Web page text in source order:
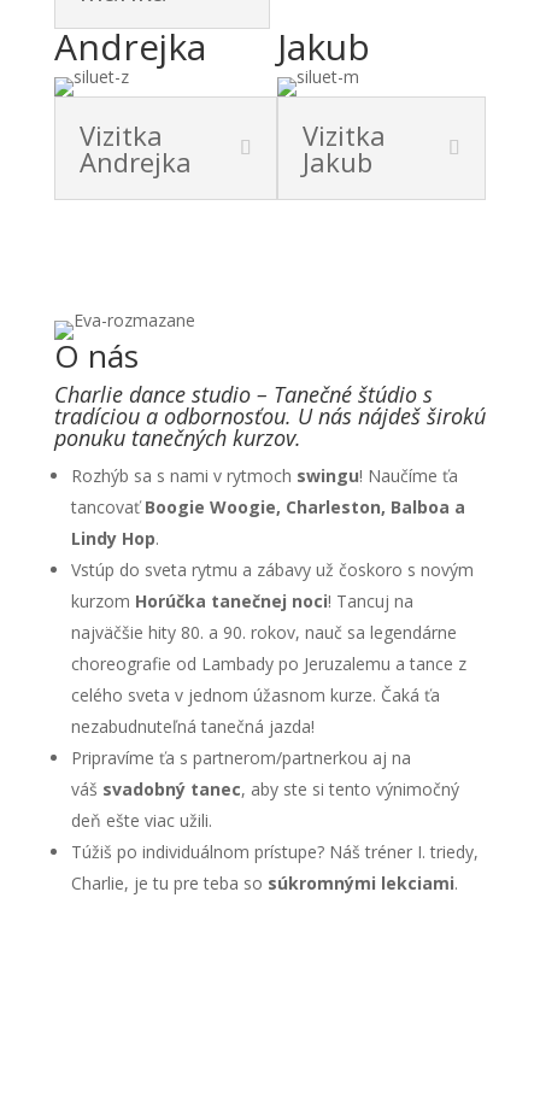
Andrejka
Vizitka
Andrejka
Jakub
Vizitka
Jakub
O nás
Charlie dance studio – Tanečné štúdio s
tradíciou a odbornosťou. U nás nájdeš širokú
ponuku tanečných kurzov.
Rozhýb sa s nami v rytmoch swingu! Naučíme ťa
tancovať Boogie Woogie, Charleston, Balboa a
Lindy Hop.
Vstúp do sveta rytmu a zábavy už čoskoro s novým
kurzom Horúčka tanečnej noci! Tancuj na
najväčšie hity 80. a 90. rokov, nauč sa legendárne
choreografie od Lambady po Jeruzalemu a tance z
celého sveta v jednom úžasnom kurze. Čaká ťa
nezabudnuteľná tanečná jazda!
Pripravíme ťa s partnerom/partnerkou aj na
váš svadobný tanec, aby ste si tento výnimočný
deň ešte viac užili.
Túžiš po individuálnom prístupe? Náš tréner I. triedy,
Charlie, je tu pre teba so súkromnými lekciami.